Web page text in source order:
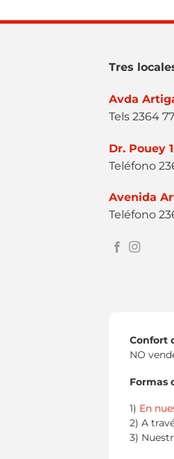
Tres
Avda
Tels 2364
Dr. Pouey
Teléfono
Avenida
Teléfono
Confort
NO
Formas
1) En
2) A
3)